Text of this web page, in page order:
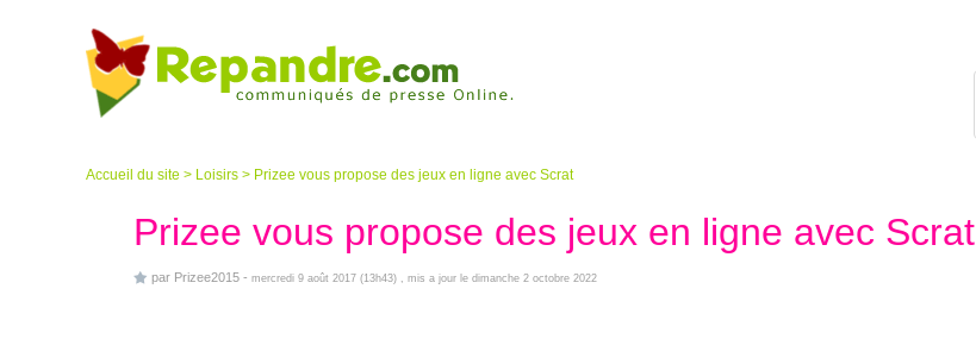
Accueil du site > Loisirs > Prizee vous propose des jeux en ligne avec Scrat
Prizee vous propose des jeux en ligne avec Scrat
par Prizee2015 - mercredi 9 août 2017 (13h43) , mis a jour le dimanche 2 octobre 2022